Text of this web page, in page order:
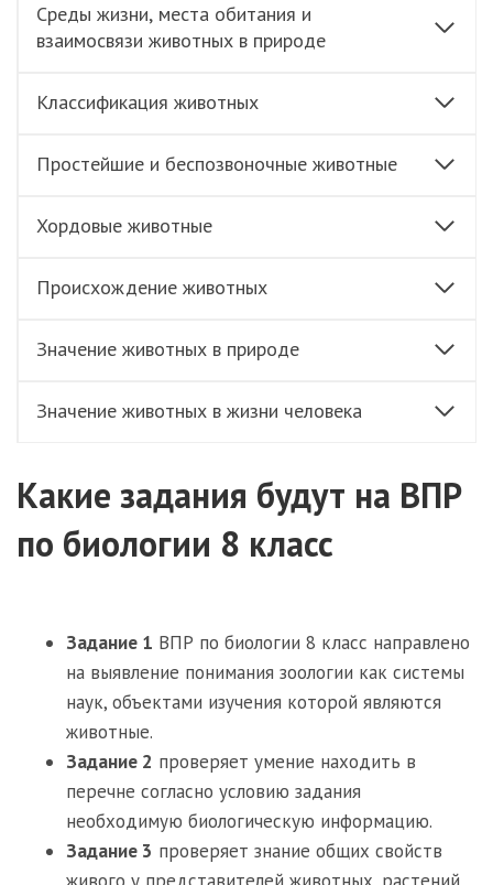
Среды жизни, места обитания и
взаимосвязи животных в природе
Классификация животных
Простейшие и беспозвоночные животные
Хордовые животные
Происхождение животных
Значение животных в природе
Значение животных в жизни человека
Какие задания будут на ВПР
по биологии 8 класс
Задание 1 ВПР по биологии 8 класс направлено
на выявление понимания зоологии как системы
наук, объектами изучения которой являются
животные.
Задание 2 проверяет умение находить в
перечне согласно условию задания
необходимую биологическую информацию.
Задание 3 проверяет знание общих свойств